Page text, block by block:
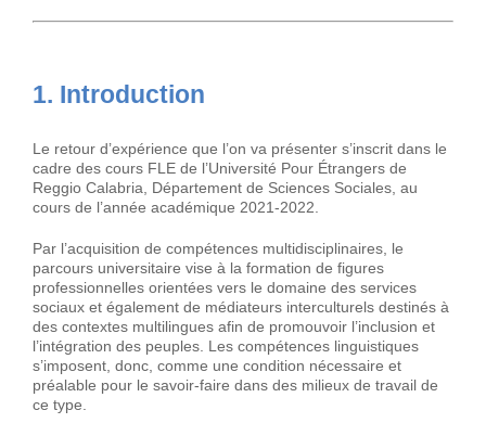
1. Introduction
Le retour d’expérience que l’on va présenter s’inscrit dans le
cadre des cours FLE de l’Université Pour Étrangers de
Reggio Calabria, Département de Sciences Sociales, au
cours de l’année académique 2021-2022.
Par l’acquisition de compétences multidisciplinaires, le
parcours universitaire vise à la formation de figures
professionnelles orientées vers le domaine des services
sociaux et également de médiateurs interculturels destinés à
des contextes multilingues afin de promouvoir l’inclusion et
l’intégration des peuples. Les compétences linguistiques
s’imposent, donc, comme une condition nécessaire et
préalable pour le savoir-faire dans des milieux de travail de
ce type.